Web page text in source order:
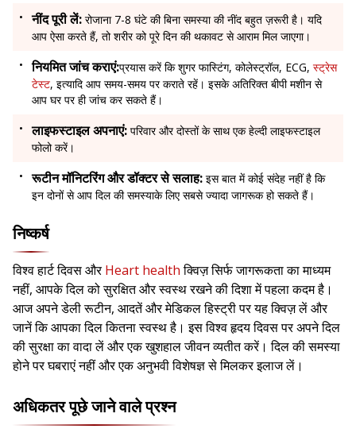
नींद पूरी लें: रोजाना 7-8 घंटे की बिना समस्या की नींद बहुत ज़रूरी है। यदि
आप ऐसा करते हैं, तो शरीर को पूरे दिन की थकावट से आराम मिल जाएगा।
नियमित जांच कराएं:प्रयास करें कि शुगर फास्टिंग, कोलेस्ट्रॉल, ECG, स्ट्रेस
टेस्ट, इत्यादि आप समय-समय पर कराते रहें। इसके अतिरिक्त बीपी मशीन से
आप घर पर ही जांच कर सकते हैं।
लाइफस्टाइल अपनाएं: परिवार और दोस्तों के साथ एक हेल्दी लाइफस्टाइल
फोलो करें।
रूटीन मॉनिटरिंग और डॉक्टर से सलाह: इस बात में कोई संदेह नहीं है कि
इन दोनों से आप दिल की समस्याके लिए सबसे ज्यादा जागरूक हो सकते हैं।
निष्कर्ष
विश्व हार्ट दिवस औरHeart healthक्विज़ सिर्फ जागरूकता का माध्यम
नहीं, आपके दिल को सुरक्षित और स्वस्थ रखने की दिशा में पहला कदम है।
आज अपने डेली रूटीन, आदतें और मेडिकल हिस्ट्री पर यह क्विज़ लें और
जानें कि आपका दिल कितना स्वस्थ है। इस विश्व हृदय दिवस पर अपने दिल
की सुरक्षा का वादा लें और एक खुशहाल जीवन व्यतीत करें। दिल की समस्या
होने पर घबराएं नहीं और एक अनुभवी विशेषज्ञ से मिलकर इलाज लें।
अधिकतर पूछे जाने वाले प्रश्न